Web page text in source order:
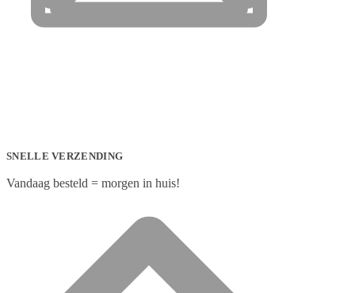
SNELLE VERZENDING
Vandaag besteld = morgen in huis!